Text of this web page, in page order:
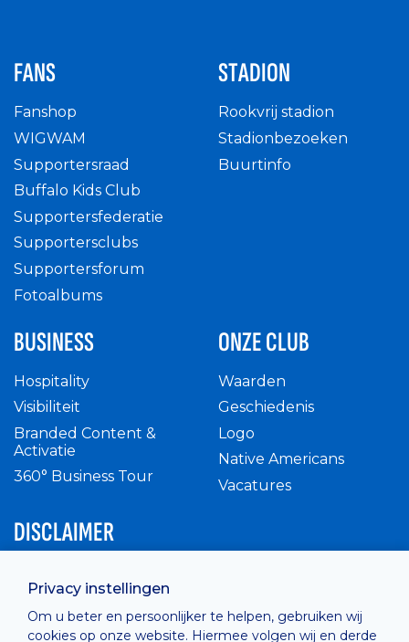
Privacy instellingen
Om u beter en persoonlijker te helpen, gebruiken wij
cookies op onze website. Hiermee volgen wij en derde
FANS
Fanshop
WIGWAM
Supportersraad
Buffalo Kids Club
Supportersfederatie
Supportersclubs
Supportersforum
Fotoalbums
STADION
Rookvrij stadion
Stadionbezoeken
Buurtinfo
BUSINESS
Hospitality
Visibiliteit
Branded Content &
Activatie
360° Business Tour
ONZE CLUB
Waarden
Geschiedenis
Logo
Native Americans
Vacatures
DISCLAIMER
Privacy Policy
Cashless